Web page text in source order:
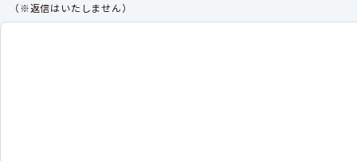
（※返信はいたしません）